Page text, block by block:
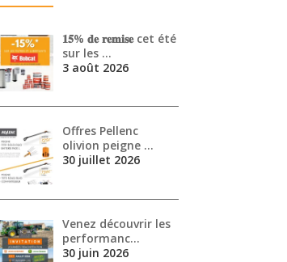
𝟏𝟓% 𝐝𝐞 𝐫𝐞𝐦𝐢𝐬𝐞 cet été
sur les …
3 août 2026
Offres Pellenc
olivion peigne …
30 juillet 2026
Venez découvrir les
performanc…
30 juin 2026